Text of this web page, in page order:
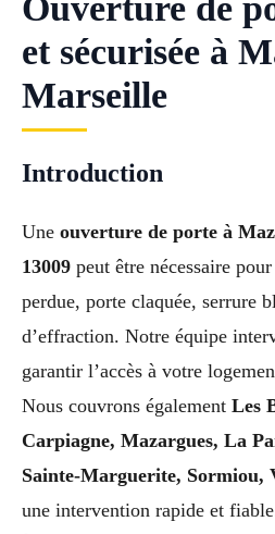
et sécurisée à
Marseille
Introduction
Une ouverture de porte à
13009 peut être nécessaire
perdue, porte claquée, serrure
d’effraction. Notre équipe
garantir l’accès à votre
Nous couvrons également Les
Carpiagne, Mazargues, La
Sainte-Marguerite, Sormiou,
une intervention rapide et